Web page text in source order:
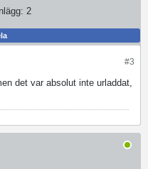
Inlägg: 2
#3
det var absolut inte urladdat,